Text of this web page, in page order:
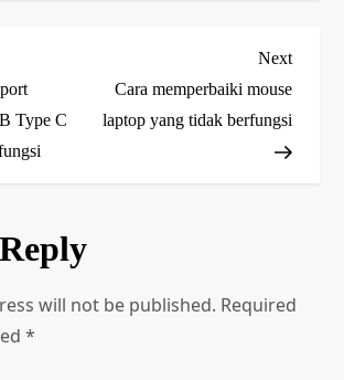
Type C
Next
Post
Next
Cara memperbaiki mouse
laptop yang tidak berfungsi
will not be published. Required
*